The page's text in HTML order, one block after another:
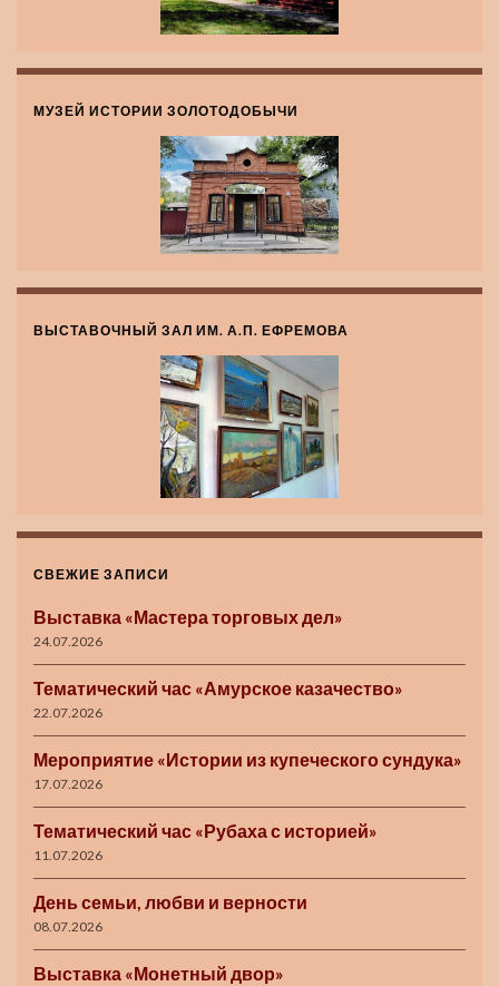
МУЗЕЙ ИСТОРИИ ЗОЛОТОДОБЫЧИ
ВЫСТАВОЧНЫЙ ЗАЛ ИМ. А.П. ЕФРЕМОВА
СВЕЖИЕ ЗАПИСИ
Выставка «Мастера торговых дел»
24.07.2026
Тематический час «Амурское казачество»
22.07.2026
Мероприятие «Истории из купеческого сундука»
17.07.2026
Тематический час «Рубаха с историей»
11.07.2026
День семьи, любви и верности
08.07.2026
Выставка «Монетный двор»